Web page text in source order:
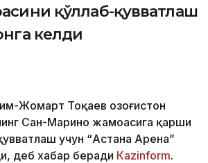
қўллаб-қувватлаш
келди
Жомарт Тоқаев Қозоғистон
Сан-Марино жамоасига қарши
учун “Астана Арена”
деб хабар беради Кazinform.